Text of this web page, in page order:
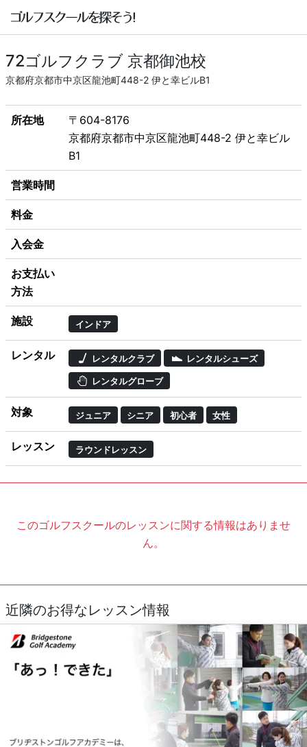
72ゴルフクラブ 京都御池校
京都府京都市中京区龍池町448-2 伊と幸ビルB1
所在地
〒604-8176
京都府京都市中京区龍池町448-2 伊と幸ビル
B1
営業時間
料金
入会金
お支払い
方法
施設 インドア
レンタル レンタルクラブ レンタルシューズ
レンタルグローブ
対象 ジュニア シニア 初心者 女性
レッスン ラウンドレッスン
このゴルフスクールのレッスンに関する情報はありませ
ん。
近隣のお得なレッスン情報